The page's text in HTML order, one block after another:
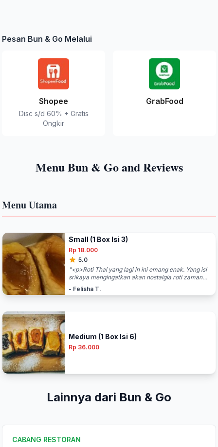
Pesan Bun & Go Melalui
Shopee
Disc s/d 60% + Gratis
Ongkir
GrabFood
Menu Bun & Go and Reviews
Menu Utama
Small (1 Box Isi 3)
Rp 18.000
5.0
"<p>Roti Thai yang lagi in ini emang enak. Yang isi
srikaya mengingatkan akan nostalgia roti zaman
kecil. Lebih banyak isinya daripada roti nya. Rotinya
enak, terasa murah, dapat isi berlimpah.</p>"
- Felisha T.
Medium (1 Box Isi 6)
Rp 36.000
Lainnya dari Bun & Go
CABANG RESTORAN